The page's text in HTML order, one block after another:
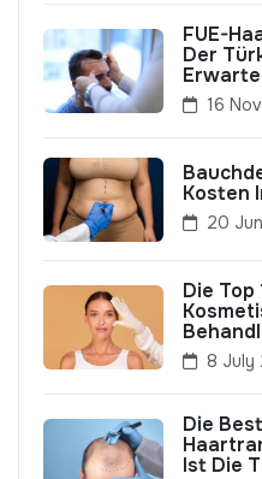
FUE-
Der
16
Kosten
20
Die
8 July
Die
Ist Die